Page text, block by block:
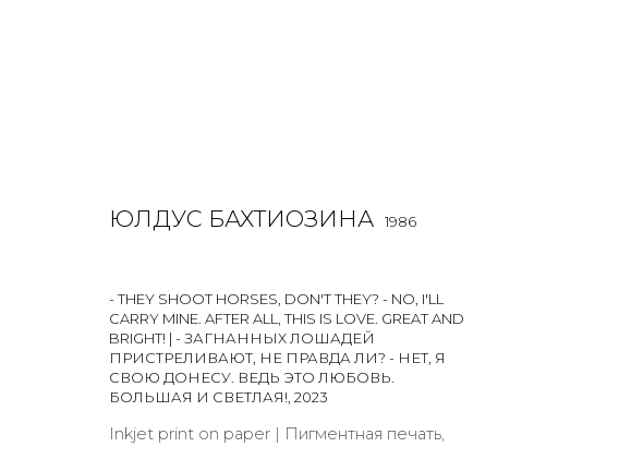
JOIN OUR MAILING LIST
First name *
* denotes required fields
ЮЛДУС БАХТИОЗИНА 1986
- THEY SHOOT HORSES, DON'T THEY? - NO, I'LL
CARRY MINE. AFTER ALL, THIS IS LOVE. GREAT AND
BRIGHT! | - ЗАГНАННЫХ ЛОШАДЕЙ
ПРИСТРЕЛИВАЮТ, НЕ ПРАВДА ЛИ? - НЕТ, Я
СВОЮ ДОНЕСУ. ВЕДЬ ЭТО ЛЮБОВЬ.
БОЛЬШАЯ И СВЕТЛАЯ! 2023
Inkjet print on paper | Пигментная печать,